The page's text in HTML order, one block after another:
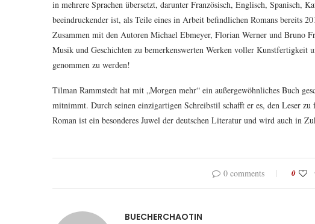
in mehrere Sprachen übersetzt, darunter Französisch, Englisch, Spanisch,
beeindruckender ist, als Teile eines in Arbeit befindlichen Romans bereits
Zusammen mit den Autoren Michael Ebmeyer, Florian Werner und Bruno
Musik und Geschichten zu bemerkenswerten Werken voller Kunstfertigkeit
genommen zu werden!
Tilman Rammstedt hat mit „Morgen mehr“ ein außergewöhnliches Buch
mitnimmt. Durch seinen einzigartigen Schreibstil schafft er es, den Leser
Roman ist ein besonderes Juwel der deutschen Literatur und wird auch in
0 comments 0
BUECHERCHAOTIN